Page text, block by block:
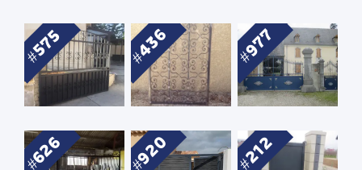
575 436 977
626 920 212